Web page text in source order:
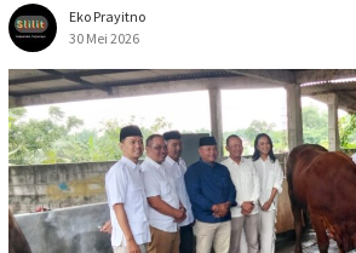
Eko Prayitno
30 Mei 2026